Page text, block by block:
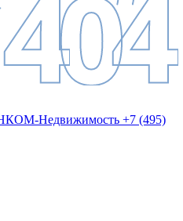
+7 (495)